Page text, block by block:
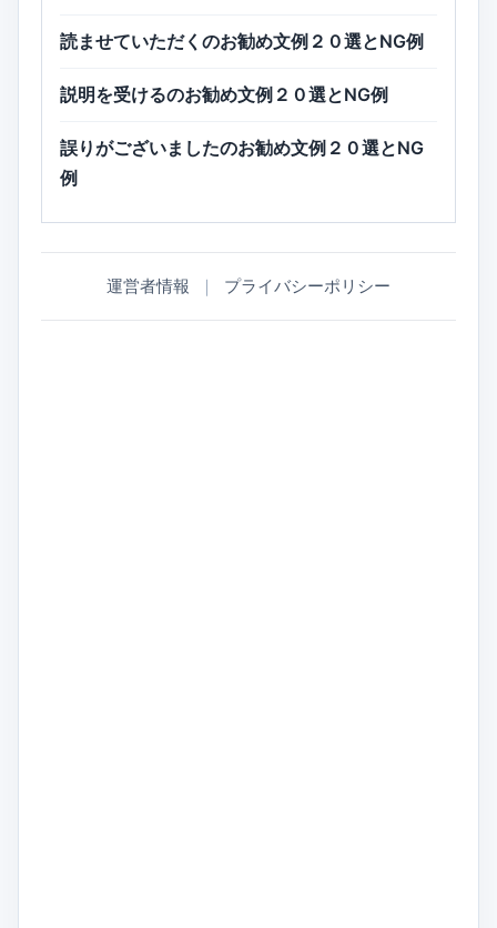
読ませていただくのお勧め文例２０選とNG例
説明を受けるのお勧め文例２０選とNG例
誤りがございましたのお勧め文例２０選とNG
例
運営者情報 ｜ プライバシーポリシー